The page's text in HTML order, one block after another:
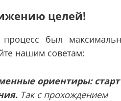
целей!
был
нашим советам:
ориентиры: старт
Так с прохождением